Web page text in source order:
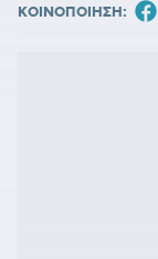
ΚΟΙΝΟΠΟΙΗΣΗ: